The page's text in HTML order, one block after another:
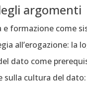
argomenti
e formazione come
all’erogazione: la
dato come
sulla cultura del